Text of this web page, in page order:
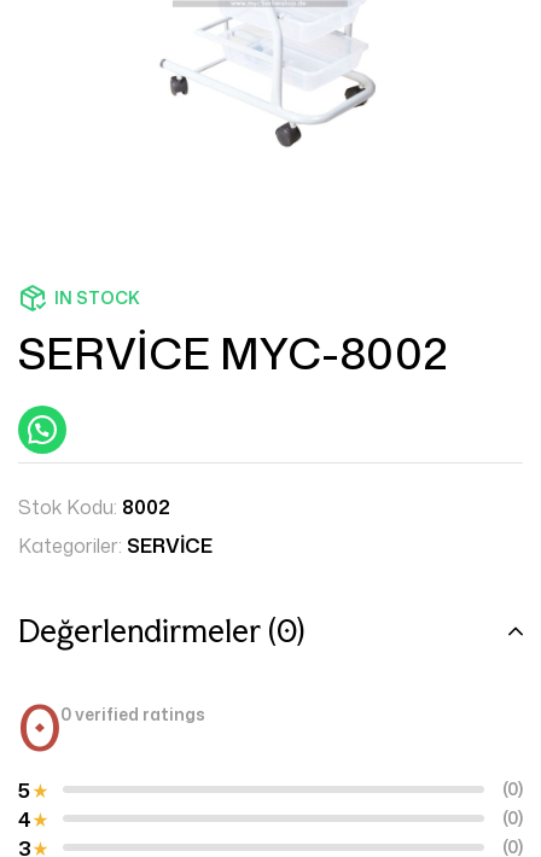
IN STOCK
SERVİCE MYC-8002
Stok Kodu: 8002
Kategoriler: SERVİCE
Değerlendirmeler (0)
00 verified ratings
3 (0)
4 (0)
5 (0)